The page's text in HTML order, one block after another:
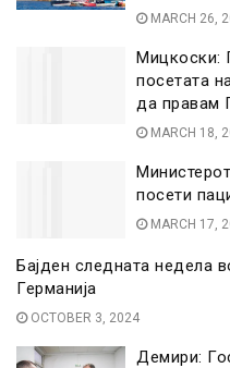
MARCH 26,
Мицкоски:
посетата
да правам
MARCH 18,
посети
MARCH 17,
Бајден следната недела
Германија
OCTOBER 3, 2024
Демири: